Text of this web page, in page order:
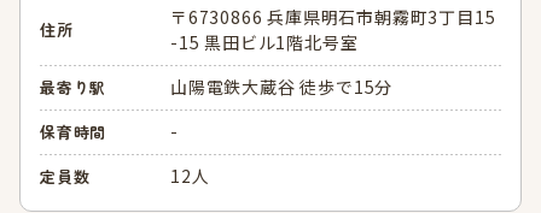
住所
〒6730866 兵庫県明石市朝霧町3丁目15
-15 黒田ビル1階北号室
最寄り駅 山陽電鉄大蔵谷 徒歩で15分
保育時間 -
定員数 12人